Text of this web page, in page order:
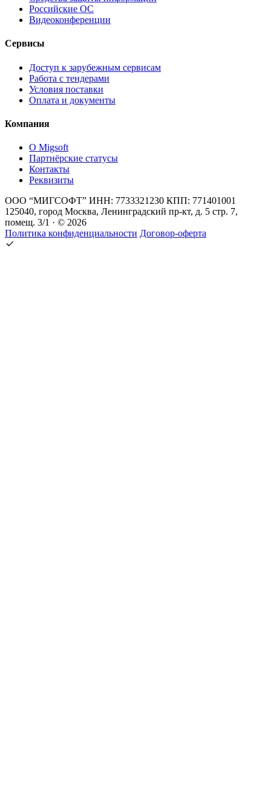
Российские ОС
Видеоконференции
Сервисы
Доступ к зарубежным сервисам
Работа с тендерами
Условия поставки
Оплата и документы
Компания
О Migsoft
Партнёрские статусы
Контакты
Реквизиты
ООО “МИГСОФТ” ИНН: 7733321230 КПП: 771401001
125040, город Москва, Ленинградский пр-кт, д. 5 стр. 7,
помещ. 3/1 · © 2026
Политика конфиденциальности Договор-оферта